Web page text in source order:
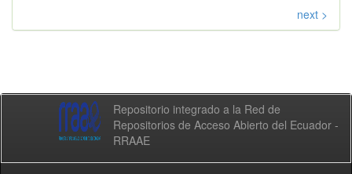
next >
Repositorio integrado a la Red de
Repositorios de Acceso Abierto del Ecuador -
RRAAE